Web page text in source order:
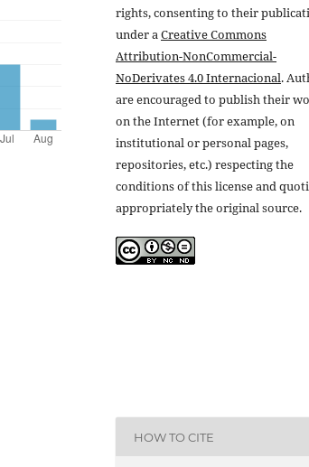
rights, consenting to their
under aCreative Commons
Attribution-NonCommercial-
NoDerivates 4.0 Internacional.
are encouraged to publish their
on the Internet (for example, on
institutional or personal pages,
repositories, etc.) respecting the
conditions of this license and
appropriately the original source.
HOW TO CITE